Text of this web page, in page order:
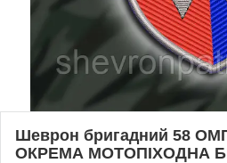
Шеврон бригадний 58
ОКРЕМА МОТОПІХОДНА